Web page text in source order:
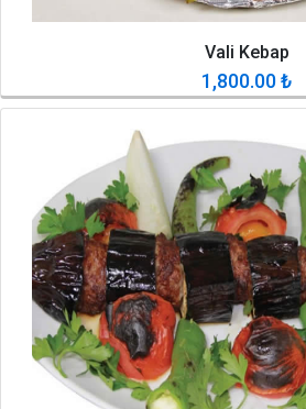
Vali Kebap
1,800.00₺